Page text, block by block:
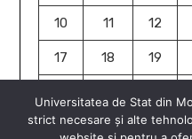
10 11 12
17 18 19
31
Universitatea de Stat din
strict necesare și alte